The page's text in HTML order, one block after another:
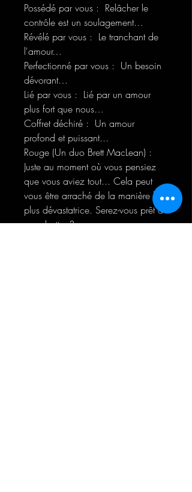
Possédé par vous : Relâcher le
contrôle est un soulagement…
Révélé par vous : Le tranchant de
l'amour…
Perfectionné par vous : Un besoin
dévorant…
Lié par vous : Lié par un amour
plus fort que nous…
Coffret déchiré : Un amour
profond et puissant...
Rouge (Un duo Brett MacLean) :
Juste au moment où vous pensiez
que vous aviez tout... Cela peut
vous être arraché de la manière la
plus dévastatrice. Serez-vous prêt à
vous battre ?